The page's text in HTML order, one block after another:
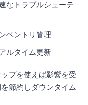
なトラブルシューテ
ベントリ管理
ルタイム更新
プを使えば影響を受
節約しダウンタイム